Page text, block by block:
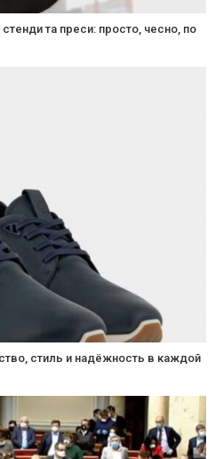
стенди та преси: просто, чесно, по
стиль и надёжность в каждой